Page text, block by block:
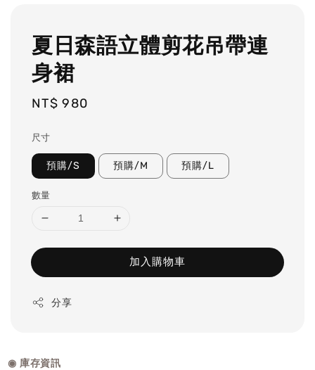
夏日森語立體剪花吊帶連
身裙
Regular
NT$ 980
尺寸
預購/S 預購/M 預購/L
數量
加入購物車
分享
庫存資訊